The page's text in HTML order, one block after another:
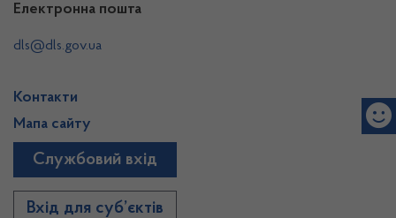
Електронна пошта
dls@dls.gov.ua
Контакти
Мапа сайту
Службовий вхід
Вхід для суб’єктів